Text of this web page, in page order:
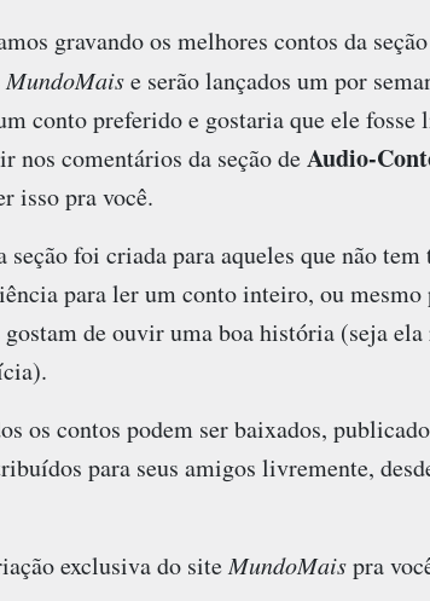
gravando os melhores contos da
MundoMaise serão lançados um por
conto preferido e gostaria que ele fosse
nos comentários da seção deAudio-
isso pra você.
seção foi criada para aqueles que não tem
para ler um conto inteiro, ou mesmo
gostam de ouvir uma boa história (seja ela
os contos podem ser baixados,
para seus amigos livremente,
exclusiva do siteMundoMaispra